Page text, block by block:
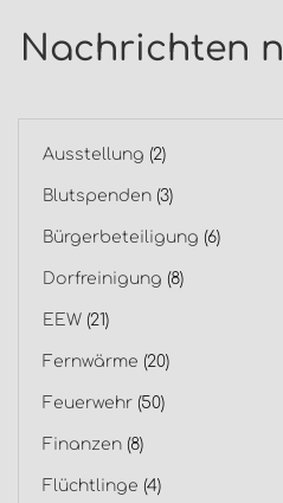
Nachrichten
Ausstellung (2)
Blutspenden (3)
Bürgerbeteiligung (6)
Dorfreinigung (8)
EEW (21)
Fernwärme (20)
Feuerwehr (50)
Finanzen (8)
Flüchtlinge (4)